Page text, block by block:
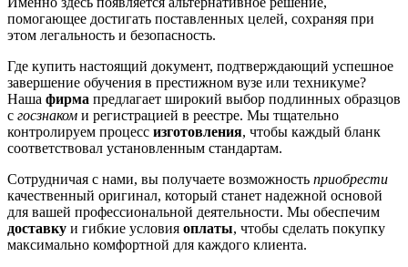
помогающее достигать поставленных целей, сохраняя при
этом легальность и безопасность.
Где купить настоящий документ, подтверждающий успешное
завершение обучения в престижном вузе или техникуме?
Наша фирма предлагает широкий выбор подлинных образцов
с госзнаком и регистрацией в реестре. Мы тщательно
контролируем процесс изготовления, чтобы каждый бланк
соответствовал установленным стандартам.
Сотрудничая с нами, вы получаете возможность приобрести
качественный оригинал, который станет надежной основой
для вашей профессиональной деятельности. Мы обеспечим
доставку и гибкие условия оплаты, чтобы сделать покупку
максимально комфортной для каждого клиента.